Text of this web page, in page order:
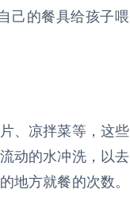
己的餐具给孩子喂
、凉拌菜等，这些
动的水冲洗，以去
地方就餐的次数。